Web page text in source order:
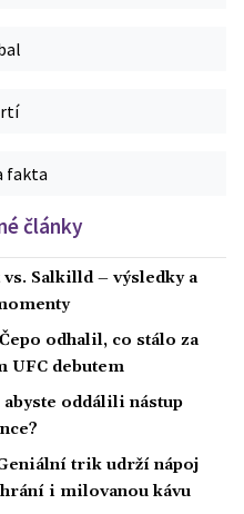
fakta
články
Salkilld – výsledky a
odhalil, co stálo za
UFC debutem
oddálili nástup
trik udrží nápoj
i milovanou kávu